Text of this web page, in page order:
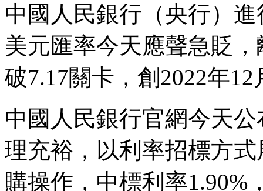
中國人民銀行（央行）
美元匯率今天應聲急貶
破7.17關卡，創2022年
中國人民銀行官網今天
理充裕，以利率招標方
購操作，中標利率1.90%